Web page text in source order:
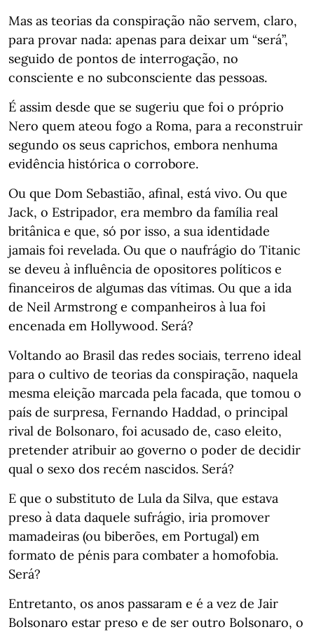
Mas as teorias da conspiração não servem, claro,
para provar nada: apenas para deixar um “será”,
seguido de pontos de interrogação, no
consciente e no subconsciente das pessoas.
É assim desde que se sugeriu que foi o próprio
Nero quem ateou fogo a Roma, para a reconstruir
segundo os seus caprichos, embora nenhuma
evidência histórica o corrobore.
Ou que Dom Sebastião, afinal, está vivo. Ou que
Jack, o Estripador, era membro da família real
britânica e que, só por isso, a sua identidade
jamais foi revelada. Ou que o naufrágio do Titanic
se deveu à influência de opositores políticos e
financeiros de algumas das vítimas. Ou que a ida
de Neil Armstrong e companheiros à lua foi
encenada em Hollywood. Será?
Voltando ao Brasil das redes sociais, terreno ideal
para o cultivo de teorias da conspiração, naquela
mesma eleição marcada pela facada, que tomou o
país de surpresa, Fernando Haddad, o principal
rival de Bolsonaro, foi acusado de, caso eleito,
pretender atribuir ao governo o poder de decidir
qual o sexo dos recém nascidos. Será?
E que o substituto de Lula da Silva, que estava
preso à data daquele sufrágio, iria promover
mamadeiras (ou biberões, em Portugal) em
formato de pénis para combater a homofobia.
Será?
Entretanto, os anos passaram e é a vez de Jair
Bolsonaro estar preso e de ser outro Bolsonaro, o